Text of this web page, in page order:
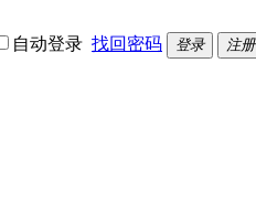
自动登录 找回密码 登录 注册